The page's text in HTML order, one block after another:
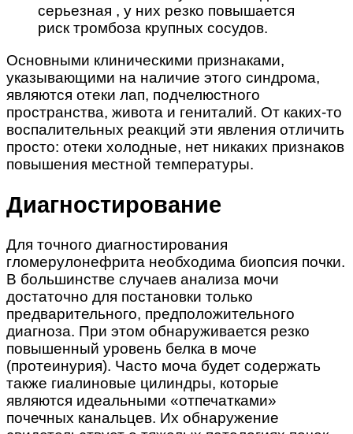
серьезная , у них резко повышается
риск тромбоза крупных сосудов.
Основными клиническими признаками,
указывающими на наличие этого синдрома,
являются отеки лап, подчелюстного
пространства, живота и гениталий. От каких-то
воспалительных реакций эти явления отличить
просто: отеки холодные, нет никаких признаков
повышения местной температуры.
Диагностирование
Для точного диагностирования
гломерулонефрита необходима биопсия почки.
В большинстве случаев анализа мочи
достаточно для постановки только
предварительного, предположительного
диагноза. При этом обнаруживается резко
повышенный уровень белка в моче
(протеинурия). Часто моча будет содержать
также гиалиновые цилиндры, которые
являются идеальными «отпечатками»
почечных канальцев. Их обнаружение